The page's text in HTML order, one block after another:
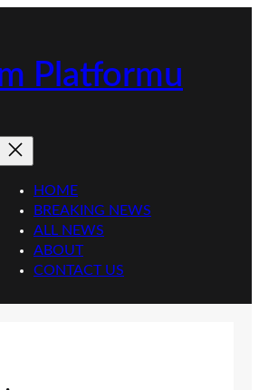
Platformu
HOME
BREAKING NEWS
ALL NEWS
ABOUT
CONTACT US